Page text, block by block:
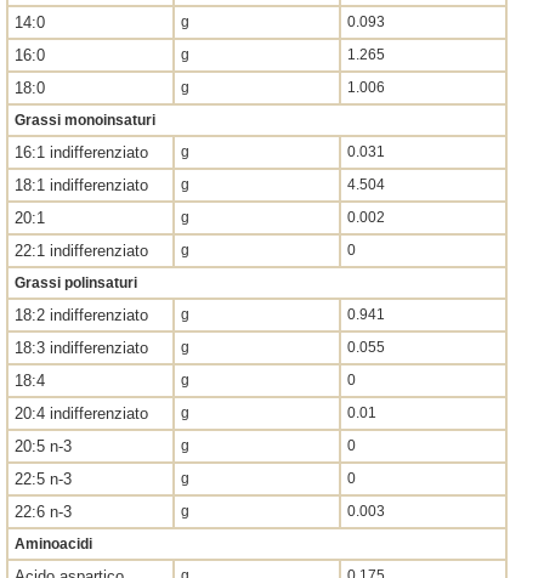
14:0 g 0.093
16:0 g 1.265
18:0 g
1.006
Grassi monoinsaturi
16:1 indifferenziato g 0.031
18:1 indifferenziato g 4.504
20:1 g 0.002
22:1 indifferenziato g
0
Grassi polinsaturi
18:2 indifferenziato g 0.941
18:3 indifferenziato g 0.055
18:4 g 0
20:4 indifferenziato g 0.01
20:5 n-3 g 0
22:5 n-3 g 0
22:6 n-3 g
0.003
Aminoacidi